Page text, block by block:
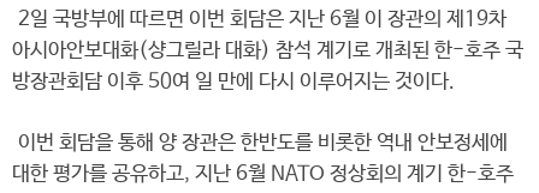
2일 국방부에 따르면 이번 회담은 지난 6월 이 장관의 제19차
아시아안보대화(샹그릴라 대화) 참석 계기로 개최된 한-호주 국
방장관회담 이후 50여 일 만에 다시 이루어지는 것이다.
이번 회담을 통해 양 장관은 한반도를 비롯한 역내 안보정세에
대한 평가를 공유하고, 지난 6월 NATO 정상회의 계기 한-호주